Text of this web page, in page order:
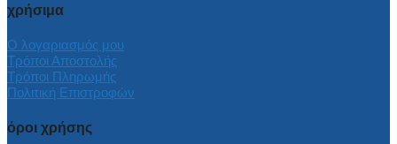
χρήσιμα
Ο λογαριασμός μου
Τρόποι Αποστολής
Τρόποι Πληρωμής
Πολιτική Επιστροφών
όροι χρήσης